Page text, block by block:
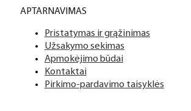
APTARNAVIMAS
Pristatymas ir grąžinimas
Užsakymo sekimas
Apmokėjimo būdai
Kontaktai
Pirkimo-pardavimo taisyklės